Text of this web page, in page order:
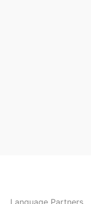
Language Partners